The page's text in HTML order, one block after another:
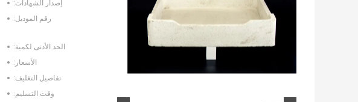
إصدار الشهادات:
رقم الموديل:
الحد الأدنى لكمية:
الأسعار:
تفاصيل التغليف:
وقت التسليم: